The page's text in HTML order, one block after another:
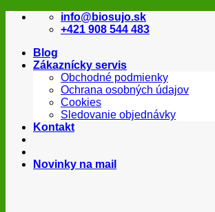
Skip
info@biosujo.sk
+421 908 544 483
Blog
Zákaznícky servis
Obchodné podmienky
Ochrana osobných údajov
Cookies
Sledovanie objednávky
Kontakt
Novinky na mail